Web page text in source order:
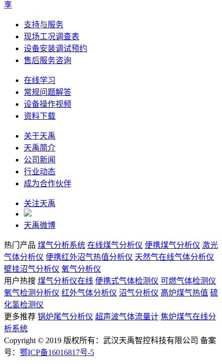
享
支持与服务
现场工况调查表
设备安装调试预约
售后服务咨询
在线学习
常规问题解答
设备操作视频
资料下载
关于天禹
天禹简介
公司新闻
行业动态
成为合作伙伴
关注天禹
天禹微博
热门产品 煤气分析系统 在线煤气分析仪 便携煤气分析仪 激光
气体分析仪 便携红外沼气热值分析仪 天然气在线气体分析仪
壁挂沼气分析仪 氧气分析仪
用户热搜 煤气分析仪在线 便携式气体检测仪 可燃气体检测仪
氧气检测分析仪 红外气体分析仪 沼气分析仪 高炉煤气热值 硫
化氢检测仪
更多推荐 锅炉尾气分析仪 超声波气体流量计 焦炉煤气在线分
析系统
Copyright © 2019 版权所有：武汉天禹智控科技有限公司 备案
号： 鄂ICP备16016817号-5